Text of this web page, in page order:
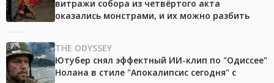
витражи собора из четвёртого акта
оказались монстрами, и их можно разбить
THE ODYSSEY
Ютубер снял эффектный ИИ-клип по "Одиссее"
Нолана в стиле "Апокалипсис сегодня" с